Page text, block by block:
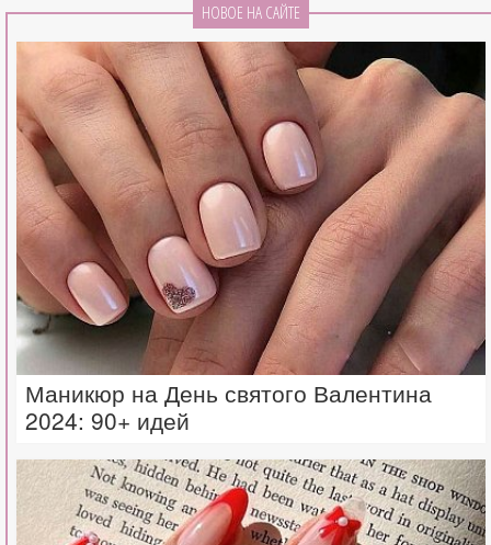
НОВОЕ НА САЙТЕ
Маникюр на День святого Валентина
2024: 90+ идей